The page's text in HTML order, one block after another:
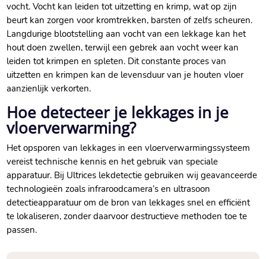
vocht.​ Vocht kan leiden tot uitzetting en krimp, wat op zijn
beurt kan zorgen voor kromtrekken, barsten of zelfs scheuren.​
Langdurige blootstelling aan vocht van een lekkage kan het
hout doen zwellen, terwijl een gebrek aan vocht weer kan
leiden tot krimpen en spleten.​ Dit constante proces van
uitzetten en krimpen kan de levensduur van je houten vloer
aanzienlijk verkorten.​
Hoe detecteer je lekkages in je
vloerverwarming?
Het opsporen van lekkages in een vloerverwarmingssysteem
vereist technische kennis en het gebruik van speciale
apparatuur.​ Bij Ultrices lekdetectie gebruiken wij geavanceerde
technologieën zoals infraroodcamera’s en ultrasoon
detectieapparatuur om de bron van lekkages snel en efficiënt
te lokaliseren, zonder daarvoor destructieve methoden toe te
passen.​